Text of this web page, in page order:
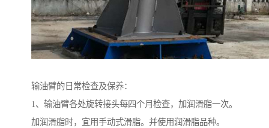
输油臂的日常检查及保养：
1、输油臂各处旋转接头每四个月检查，加润滑脂一次。
加润滑脂时，宜用手动式滑脂。并使用润滑脂品种。